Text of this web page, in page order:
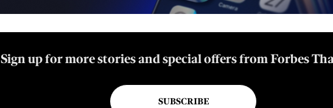
Sign up for more stories and special offers from Forbes
SUBSCRIBE